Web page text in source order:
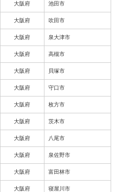
大阪府 池田市
大阪府 吹田市
大阪府 泉大津市
大阪府 高槻市
大阪府 貝塚市
大阪府 守口市
大阪府 枚方市
大阪府 茨木市
大阪府 八尾市
大阪府 泉佐野市
大阪府 富田林市
大阪府 寝屋川市